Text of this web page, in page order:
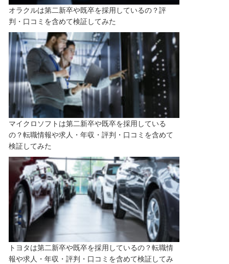
オラクルは第二新卒や既卒を採用しているの？評
判・口コミを含めて検証してみた
マイクロソフトは第二新卒や既卒を採用している
の？転職情報や求人・年収・評判・口コミを含めて
検証してみた
トヨタは第二新卒や既卒を採用しているの？転職情
報や求人・年収・評判・口コミを含めて検証してみ